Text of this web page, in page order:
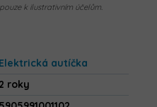
k ilustrativním účelům.
Elektrická autíčka
2 roky